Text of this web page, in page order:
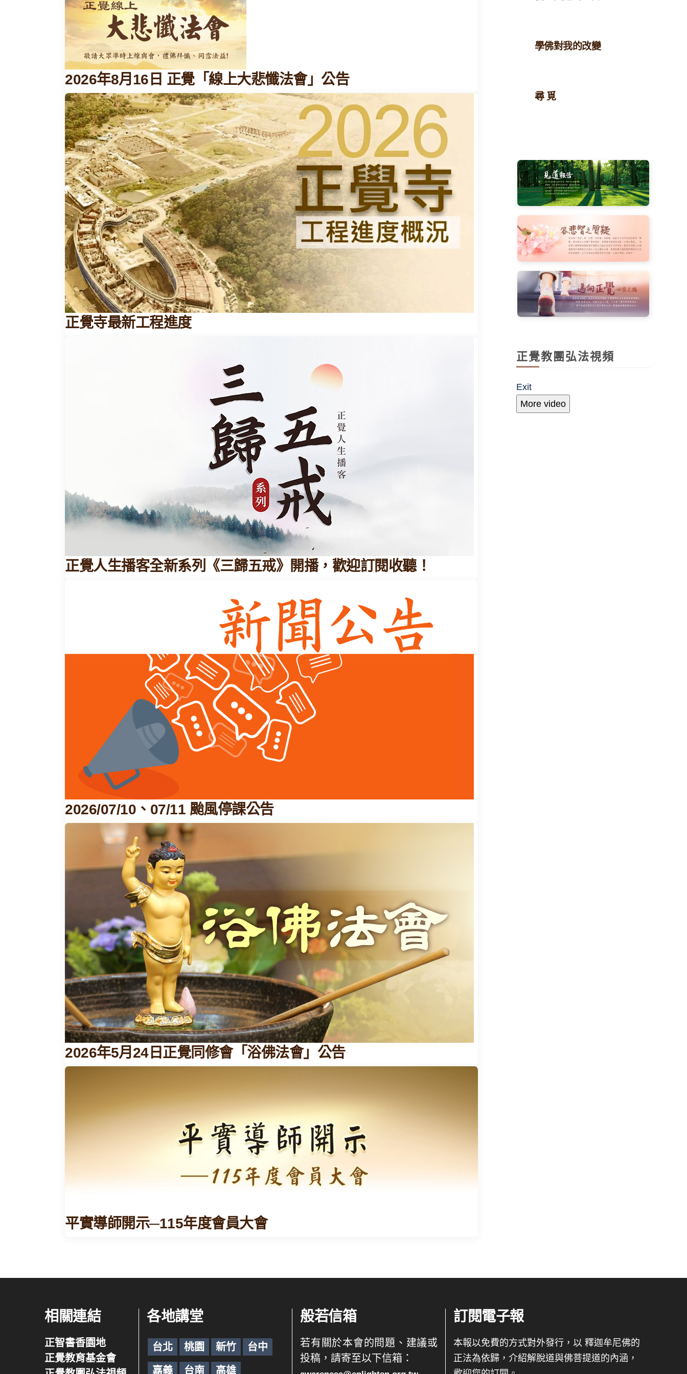
2026年8月16日 正覺「線上大悲懺法會」公告
正覺寺最新工程進度
正覺人生播客全新系列《三歸五戒》開播，歡迎訂閱收聽！
2026/07/10、07/11 颱風停課公告
2026年5月24日正覺同修會「浴佛法會」公告
平實導師開示─115年度會員大會
學佛對我的改變
尋 覓
正覺教團弘法視頻
Exit
More video
相關連結
正智書香園地
正覺教育基金會
各地講堂
台北 桃園 新竹 台中
嘉義 台南 高雄
般若信箱
若有關於本會的問題、建議或
投稿，請寄至以下信箱：
訂閱電子報
本報以免費的方式對外發行，以 釋迦牟尼佛的
正法為依歸，介紹解脫道與佛菩提道的內涵，